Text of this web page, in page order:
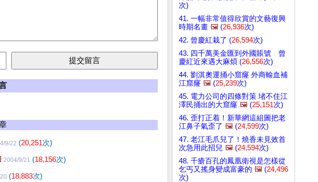
9/22 (20,251次)
2004/9/21 (18,156次)
(18,883次)
次)
41. 一幅非常值得欣賞的文藝復興
時期名畫 🖼️ (26,936次)
42. 曾慶紅栽了 (26,594次)
43. 四千萬美金匯到外國賬號 曾
慶紅近來遇大麻煩 (26,556次)
44. 劉淇奧運捅小窟窿 外商輸血補
江窟窿 🖼️ (25,239次)
45. 電力公司的四條對策 堵不住江
澤民捅出的大窟窿 🖼️ (25,151次)
46. 歪打正着！新華網這組圖把老
江鼻子氣歪了 🖼️ (24,599次)
47. 老江毛爪兒了！燒香未見效首
次急用此招兒 🖼️ (24,594次)
48. 千瘡百孔的鳳凰衛視是怎樣從
乞丐又搖身變成富豪的 🖼️ (24,496
次)